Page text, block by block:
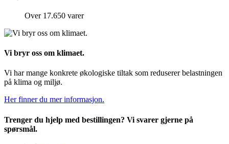
Over 17.650 varer
Vi bryr oss om klimaet.
Vi har mange konkrete økologiske tiltak som reduserer belastningen
på klima og miljø.
Her finner du mer informasjon.
Trenger du hjelp med bestillingen? Vi svarer gjerne på
spørsmål.